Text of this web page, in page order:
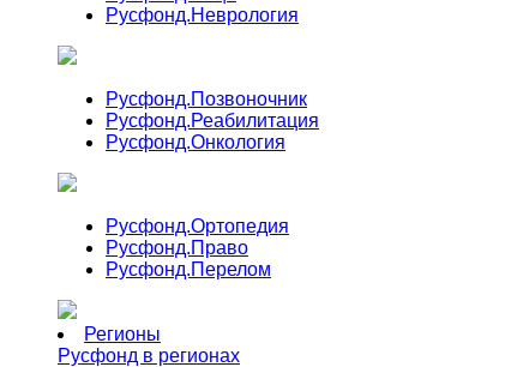
Русфонд.Неврология
Русфонд.Позвоночник
Русфонд.Реабилитация
Русфонд.Онкология
Русфонд.Ортопедия
Русфонд.Право
Русфонд.Перелом
Регионы
Русфонд в регионах